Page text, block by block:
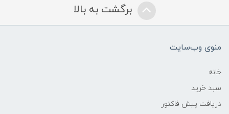
برگشت به بالا
منوی وب‌سایت
خانه
سبد خرید
دریافت پیش فاکتور